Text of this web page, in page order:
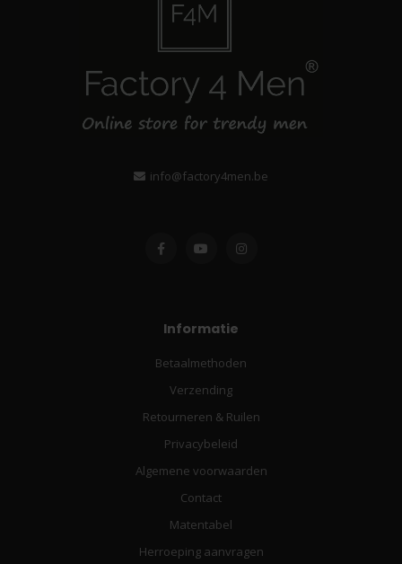
info@factory4men.be
Informatie
Betaalmethoden
Verzending
Retourneren & Ruilen
Privacybeleid
Algemene voorwaarden
Contact
Matentabel
Herroeping aanvragen